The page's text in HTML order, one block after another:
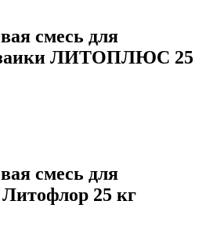
смесь для
ЛИТОПЛЮС 25
смесь для
25 кг